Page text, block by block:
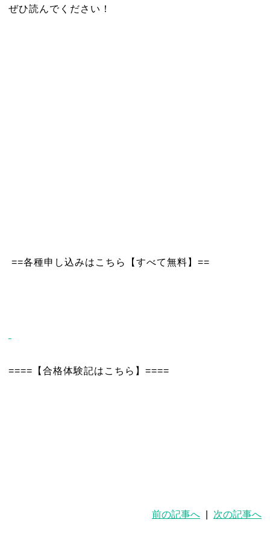
ぜひ読んでください！
==各種申し込みはこちら【すべて無料】==
====【合格体験記はこちら】====
前の記事へ 次の記事へ